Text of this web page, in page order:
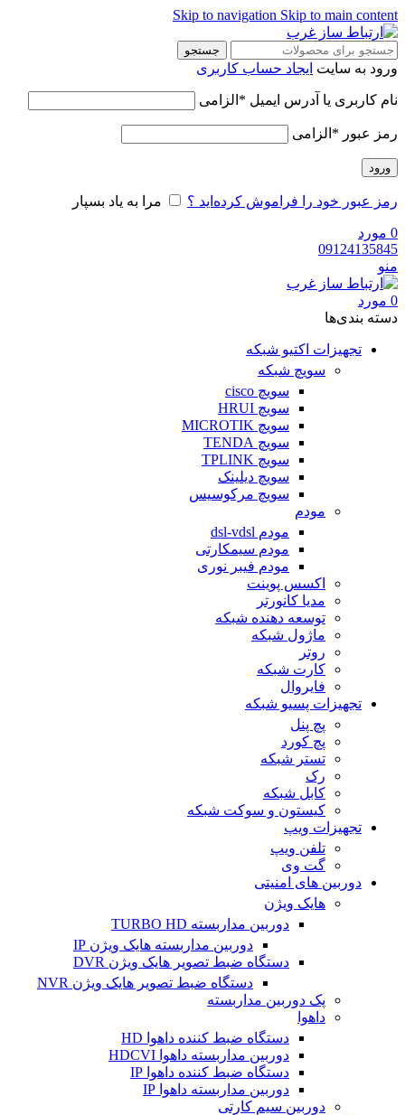
Skip to navigation Skip to main content
جستجو
ورود به سایت ایجاد حساب کاربری
نام کاربری یا آدرس ایمیل * الزامی
رمز عبور * الزامی
ورود
رمز عبور خود را فراموش کرده‌اید ؟ مرا به یاد بسپار
0 مورد
09124135845
منو
0 مورد
دسته‌ بندی‌ها
تجهیزات اکتیو شبکه
سویچ شبکه
سویچ cisco
سویچ HRUI
سویچ MICROTIK
سویچ TENDA
سویچ TPLINK
سویچ دیلینک
سویچ مرکوسیس
مودم
مودم dsl-vdsl
مودم سیمکارتی
مودم فیبر نوری
اکسس پوینت
مدیا کانورتر
توسعه دهنده شبکه
ماژول شبکه
روتر
کارت شبکه
فایروال
تجهیزات پسیو شبکه
پچ پنل
پچ کورد
تستر شبکه
رک
کابل شبکه
کیستون و سوکت شبکه
تجهیزات ویپ
تلفن ویپ
گت وی
دوربین های امنیتی
هایک ویژن
دوربین مداربسته TURBO HD
دوربین مداربسته هایک ویژن IP
دستگاه ضبط تصویر هایک ویژن DVR
دستگاه ضبط تصویر هایک ویژن NVR
پک دوربین مداربسته
داهوا
دستگاه ضبط کننده داهوا HD
دوربین مداربسته داهوا HDCVI
دستگاه ضبط کننده داهوا IP
دوربین مداربسته داهوا IP
دوربین سیم کارتی